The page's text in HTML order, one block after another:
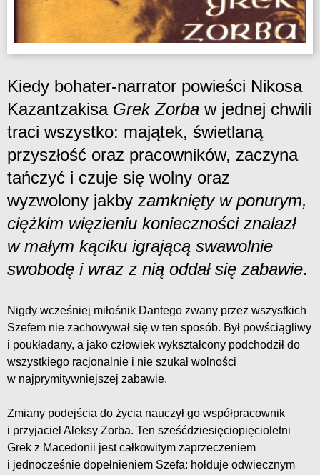
Kiedy bohater-narrator powieści Nikosa
Kazantzakisa Grek Zorba w jednej chwili
traci wszystko: majątek, świetlaną
przyszłość oraz pracowników, zaczyna
tańczyć i czuje się wolny oraz
wyzwolony jakby zamknięty w ponurym,
ciężkim więzieniu konieczności znalazł
w małym kąciku igrającą swawolnie
swobodę i wraz z nią oddał się zabawie.
Nigdy wcześniej miłośnik Dantego zwany przez wszystkich
Szefem nie zachowywał się w ten sposób. Był powściągliwy
i poukładany, a jako człowiek wykształcony podchodził do
wszystkiego racjonalnie i nie szukał wolności
w najprymitywniejszej zabawie.
Zmiany podejścia do życia nauczył go współpracownik
i przyjaciel Aleksy Zorba. Ten sześćdziesięciopięcioletni
Grek z Macedonii jest całkowitym zaprzeczeniem
i jednocześnie dopełnieniem Szefa: hołduje odwiecznym